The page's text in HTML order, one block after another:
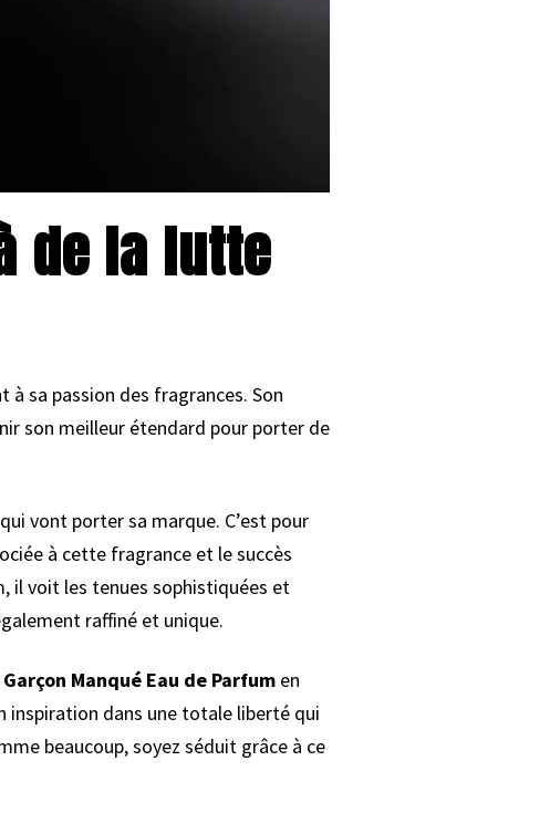
de la lutte
sa passion des fragrances. Son
son meilleur étendard pour porter de
vont porter sa marque. C’est pour
à cette fragrance et le succès
il voit les tenues sophistiquées et
raffiné et unique.
Manqué Eau de Parfumen
inspiration dans une totale liberté qui
beaucoup, soyez séduit grâce à ce